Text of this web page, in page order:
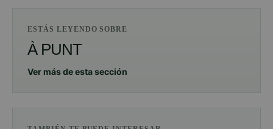
ESTÁS LEYENDO SOBRE
À PUNT
Ver más de esta sección